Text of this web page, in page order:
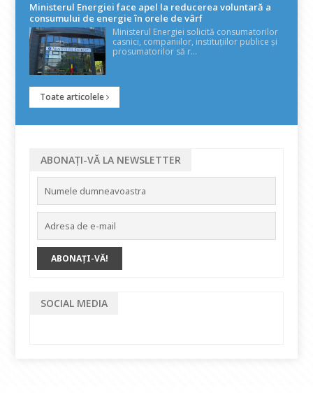
Ministerul Energiei face apel la reducerea voluntară a
consumului de energie în orele de vârf
Ministerul Energiei solicită consumatorilor
casnici, companiilor, instituțiilor publice și
prosumatorilor să r...
Toate articolele
ABONAȚI-VĂ LA NEWSLETTER
SOCIAL MEDIA